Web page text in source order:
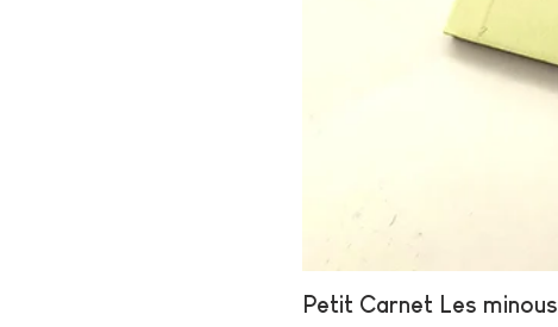
Petit Carnet Les minous